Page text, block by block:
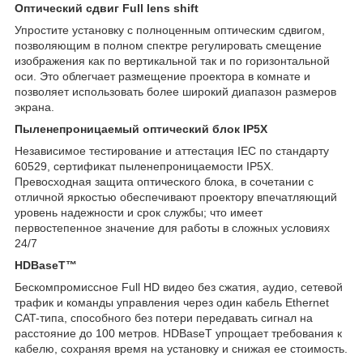
Оптический сдвиг Full lens shift
Упростите установку с полноценным оптическим сдвигом,
позволяющим в полном спектре регулировать смещение
изображения как по вертикальной так и по горизонтальной
оси. Это облегчает размещение проектора в комнате и
позволяет использовать более широкий диапазон размеров
экрана.
Пыленепроницаемый оптический блок IP5X
Независимое тестирование и аттестация IEC по стандарту
60529, сертификат пыленепроницаемости IP5X.
Превосходная защита оптического блока, в сочетании с
отличной яркостью обеспечивают проектору впечатляющий
уровень надежности и срок службы; что имеет
первостепенное значение для работы в сложных условиях
24/7
HDBaseT™
Бескомпромиссное Full HD видео без сжатия, аудио, сетевой
трафик и команды управления через один кабель Ethernet
CAT-типа, способного без потери передавать сигнал на
расстояние до 100 метров. HDBaseT упрощает требования к
кабелю, сохраняя время на установку и снижая ее стоимость.